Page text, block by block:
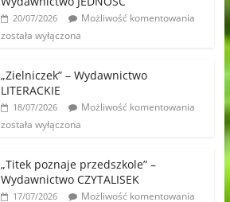
20/07/2026
Możliwość komentowania
została wyłączona
„Zielniczek” – Wydawnictwo
LITERACKIE
18/07/2026
Możliwość komentowania
została wyłączona
„Titek poznaje przedszkole” –
Wydawnictwo CZYTALISEK
17/07/2026
Możliwość komentowania